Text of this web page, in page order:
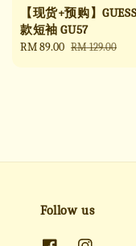
【现货+预购】
款短袖 GU57
Sale
RM 89.00 Regular
RM 129.00
Follow us